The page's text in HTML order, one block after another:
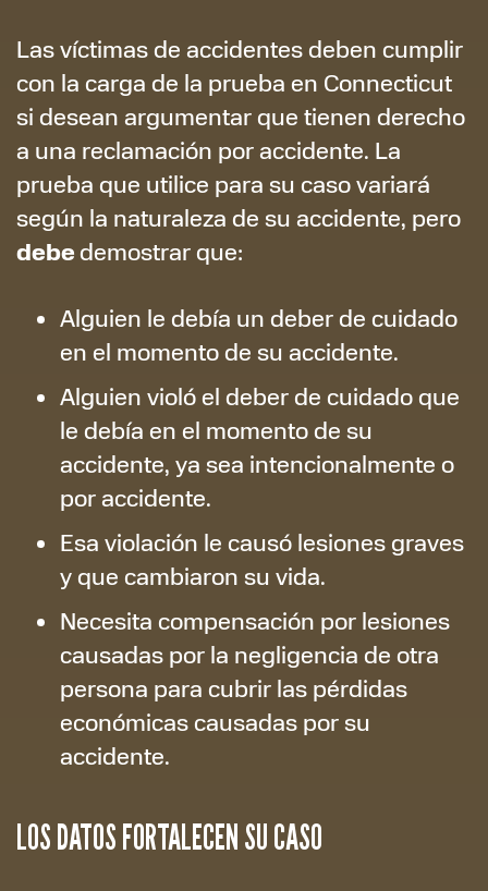
Las víctimas de accidentes deben cumplir
con la carga de la prueba en Connecticut
si desean argumentar que tienen derecho
a una reclamación por accidente. La
prueba que utilice para su caso variará
según la naturaleza de su accidente, pero
debedemostrar que:
Alguien le debía un deber de cuidado
en el momento de su accidente.
Alguien violó el deber de cuidado que
le debía en el momento de su
accidente, ya sea intencionalmente o
por accidente.
Esa violación le causó lesiones graves
y que cambiaron su vida.
Necesita compensación por lesiones
causadas por la negligencia de otra
persona para cubrir las pérdidas
económicas causadas por su
accidente.
LOS DATOS FORTALECEN SU CASO